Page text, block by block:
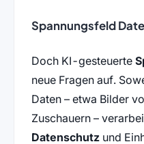
Spannungsfeld
Doch KI-gesteuerte
neue Fragen auf.
Daten – etwa Bilder
Zuschauern –
Datenschutzund